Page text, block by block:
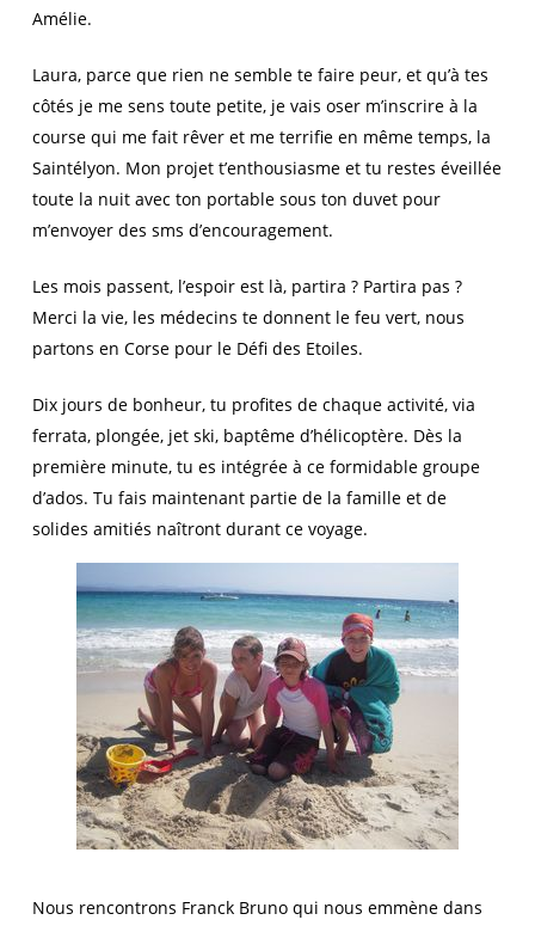
Amélie.
Laura, parce que rien ne semble te faire peur, et qu’à tes
côtés je me sens toute petite, je vais oser m’inscrire à la
course qui me fait rêver et me terrifie en même temps, la
Saintélyon. Mon projet t’enthousiasme et tu restes éveillée
toute la nuit avec ton portable sous ton duvet pour
m’envoyer des sms d’encouragement.
Les mois passent, l’espoir est là, partira ? Partira pas ?
Merci la vie, les médecins te donnent le feu vert, nous
partons en Corse pour le Défi des Etoiles.
Dix jours de bonheur, tu profites de chaque activité, via
ferrata, plongée, jet ski, baptême d’hélicoptère. Dès la
première minute, tu es intégrée à ce formidable groupe
d’ados. Tu fais maintenant partie de la famille et de
solides amitiés naîtront durant ce voyage.
Nous rencontrons Franck Bruno qui nous emmène dans